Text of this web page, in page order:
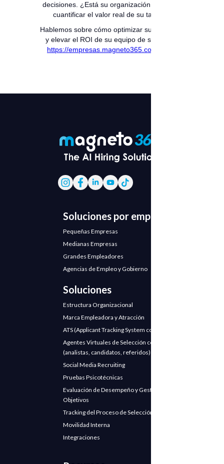
decisiones. ¿Está su organización lista para
cuantificar el valor real de su talento?
Hablemos sobre cómo optimizar sus métricas
y elevar el ROI de su equipo de selección:
https://empresas.magneto365.com/es-co
Soluciones por empresa
Pequeñas Empresas
Medianas Empresas
Grandes Empleadores
Agencias de Empleo y Gobierno
Soluciones
Estructura Organizacional
Marca Empleadora y Atracción
ATS (Applicant Tracking System con IA)
Agentes Virtuales de Selección con IA
(analistas, candidatos, referidos)
Social Media Recruiting
Pruebas Psicotécnicas
Evaluación de Desempeño y Gestión de
Objetivos
Tracking del Proceso de Selección
Movilidad Interna
Integraciones